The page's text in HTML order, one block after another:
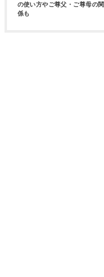
の使い方やご尊父・ご尊母の関
係も